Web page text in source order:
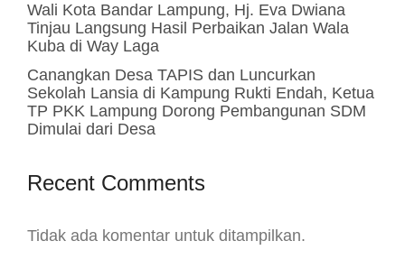
Wali Kota Bandar Lampung, Hj. Eva Dwiana
Tinjau Langsung Hasil Perbaikan Jalan Wala
Kuba di Way Laga
Canangkan Desa TAPIS dan Luncurkan
Sekolah Lansia di Kampung Rukti Endah, Ketua
TP PKK Lampung Dorong Pembangunan SDM
Dimulai dari Desa
Recent Comments
Tidak ada komentar untuk ditampilkan.